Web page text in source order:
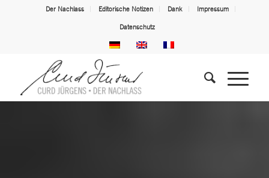
Der Nachlass Editorische Notizen Dank Impressum
Datenschutz